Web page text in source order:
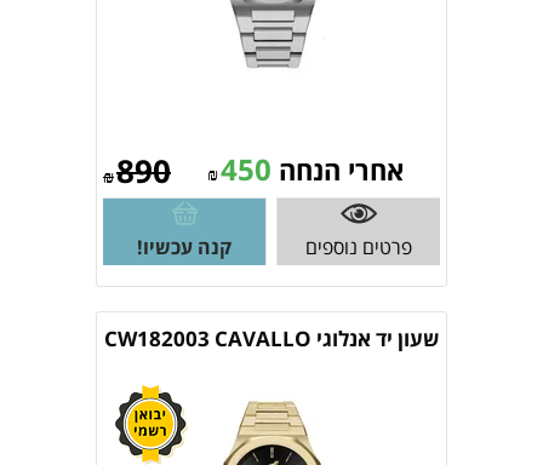
₪890 אחרי הנחה ₪450
פרטים נוספים קנה עכשיו!
שעון יד אנלוגי CW182003 CAVALLO